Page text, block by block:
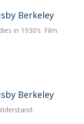
Berkeley
in 1930’s. Film
Berkeley